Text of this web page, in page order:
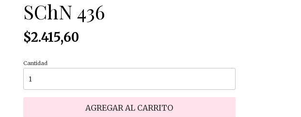
SChN 436
$2.415,60
Cantidad
AGREGAR AL CARRITO